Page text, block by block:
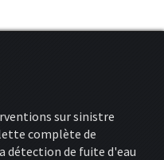
sur sinistre
complète de
détection de fuite d'eau